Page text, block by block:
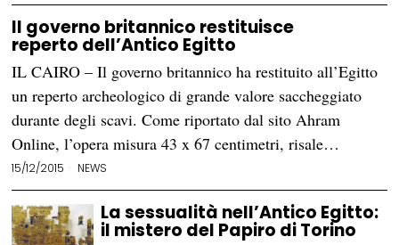
Il governo britannico restituisce
reperto dell’Antico Egitto
IL CAIRO – Il governo britannico ha restituito all’Egitto
un reperto archeologico di grande valore saccheggiato
durante degli scavi. Come riportato dal sito Ahram
Online, l’opera misura 43 x 67 centimetri, risale…
15/12/2015 NEWS
La sessualità nell’Antico Egitto:
il mistero del Papiro di Torino